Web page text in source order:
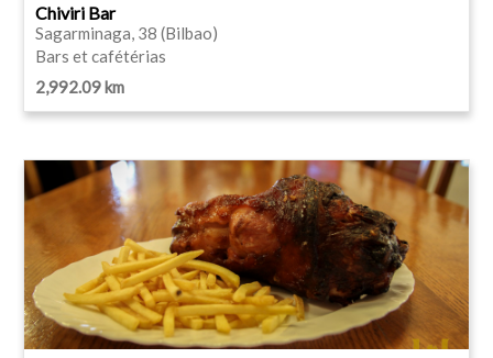
Chiviri Bar
Sagarminaga, 38 (Bilbao)
Bars et cafétérias
2,992.09 km